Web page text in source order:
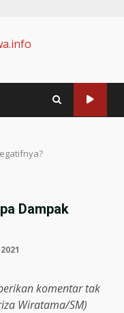
Dampak
komentar tak
Wiratama/SM)